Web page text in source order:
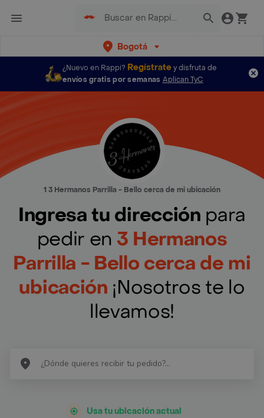
Bogotá
¿Nuevo en Rappi? Regístratey disfruta de
envíos gratis por semanas Aplican TyC
1 3 Hermanos Parrilla - Bello cerca de mi ubicación
Ingresa tu dirección para
pedir en 3 Hermanos
Parrilla - Bello cerca de mi
ubicación ¡Nosotros te lo
llevamos!
Usa tu ubicación actual